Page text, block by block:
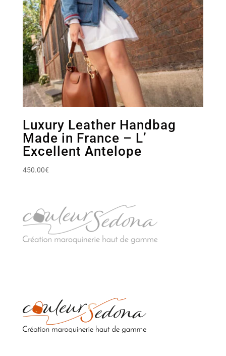
Luxury Leather Handbag
Made in France – L’
Excellent Antelope
450.00€